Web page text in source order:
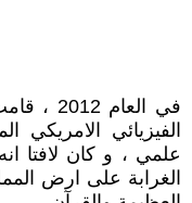
في
الفيزيائي
علمي ، و كان لافتا
الغرابة على ارض